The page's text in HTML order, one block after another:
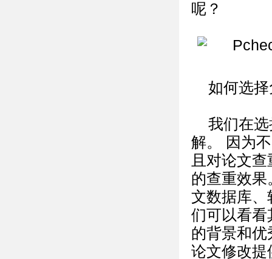
呢？
如何选
我们在
解。 因为
且对论文
的查重效
文数据库、
们可以看看
的背景和
论文修改提